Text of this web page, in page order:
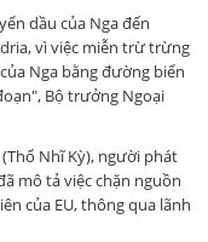
dầu của Nga đến
vì việc miễn trừ trừng
Nga bằng đường biển
Bộ trưởng Ngoại
Nhĩ Kỳ), người phát
mô tả việc chặn nguồn
của EU, thông qua lãnh